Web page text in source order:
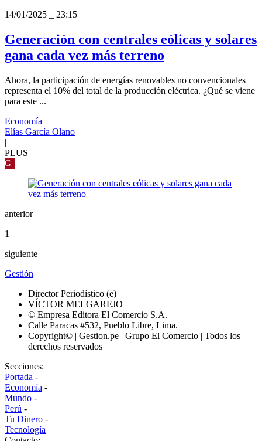
14/01/2025
23:15
Generación con centrales eólicas y solares
gana cada vez más terreno
Ahora, la participación de energías renovables no convencionales
representa el 10% del total de la producción eléctrica. ¿Qué se viene
para este ...
Economía
Elías García Olano
|
PLUS
G
anterior
1
siguiente
Gestión
Director Periodístico (e)
VÍCTOR MELGAREJO
© Empresa Editora El Comercio S.A.
Calle Paracas #532, Pueblo Libre, Lima.
Copyright© | Gestion.pe | Grupo El Comercio | Todos los
derechos reservados
Secciones:
Portada -
Economía -
Mundo -
Perú -
Tu Dinero -
Tecnología